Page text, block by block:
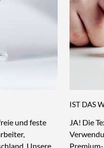
und feste
Unsere
IST DAS
JA! Die